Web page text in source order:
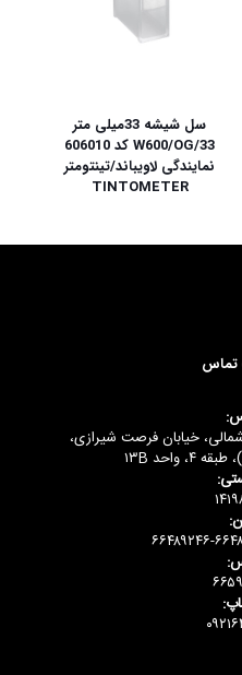
سل شیشه 33میلی متر
W600/OG/33 کد 606010
نمایندگی لاویباند/تینتومتر
TINTOMETER
تماس
شمالی، خیابان فرصت شیرازی،
۶۶۹۰۲۰۹۵